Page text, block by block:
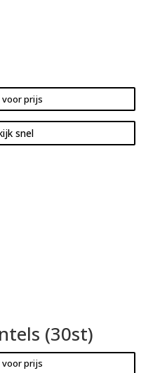
voor prijs
snel
(30st)
voor prijs